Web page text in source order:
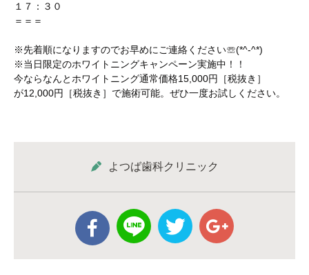
１７：３０
＝＝＝
※先着順になりますのでお早めにご連絡ください☏(*^-^*)
※当日限定のホワイトニングキャンペーン実施中！！
今ならなんとホワイトニング通常価格15,000円［税抜き］
が12,000円［税抜き］で施術可能。ぜひ一度お試しください。
よつば歯科クリニック